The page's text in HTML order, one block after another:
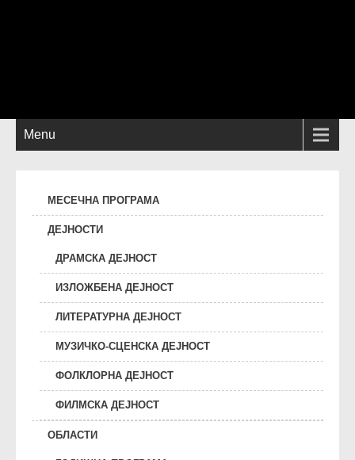
Menu
МЕСЕЧНА ПРОГРАМА
ДЕЈНОСТИ
ДРАМСКА ДЕЈНОСТ
ИЗЛОЖБЕНА ДЕЈНОСТ
ЛИТЕРАТУРНА ДЕЈНОСТ
МУЗИЧКО-СЦЕНСКА ДЕЈНОСТ
ФОЛКЛОРНА ДЕЈНОСТ
ФИЛМСКА ДЕЈНОСТ
ОБЛАСТИ